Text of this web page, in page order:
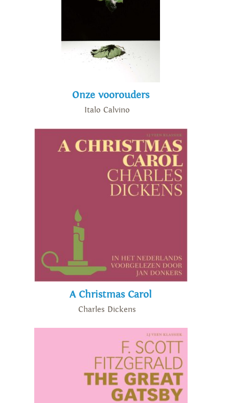
Onze voorouders
Italo Calvino
A Christmas Carol
Charles Dickens